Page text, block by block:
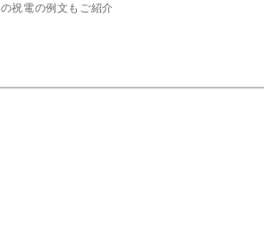
の祝電の例文もご紹介